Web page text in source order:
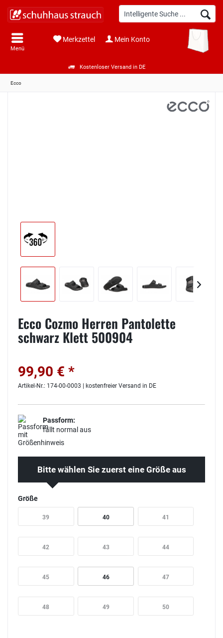
Kostenloser Versand in DE
Menü
Merkzettel Mein Konto
Ecco
Ecco Cozmo Herren Pantolette
schwarz Klett 500904
99,90 € *
Artikel-Nr.: 174-00-0003 | kostenfreier Versand in DE
Passform:
fällt normal aus
Bitte wählen Sie zuerst eine Größe aus
Größe
39 40 41
42 43 44
45 46 47
48 49 50